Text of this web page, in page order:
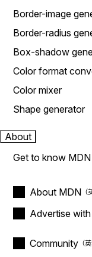
Border-image
Border-radius
Box-shadow
Color format
Color mixer
Shape generator
About
Get to know
About MDN
Advertise
Community